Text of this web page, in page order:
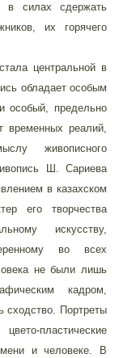
в силах сдержать
их горячего
центральной в
обладает особым
особый, предельно
временных реалий,
живописного
Ш. Сариева
в казахском
его творчества
искусству,
во всех
не были лишь
кадром,
сходство. Портреты
пластические
и человеке. В